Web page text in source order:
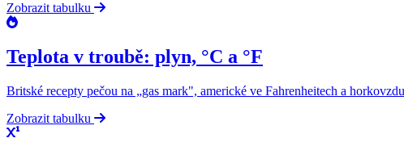
Zobrazit tabulku
Teplota v troubě: plyn, °C a °F
Britské recepty pečou na „gas mark", americké ve Fahrenheitech a
Zobrazit tabulku